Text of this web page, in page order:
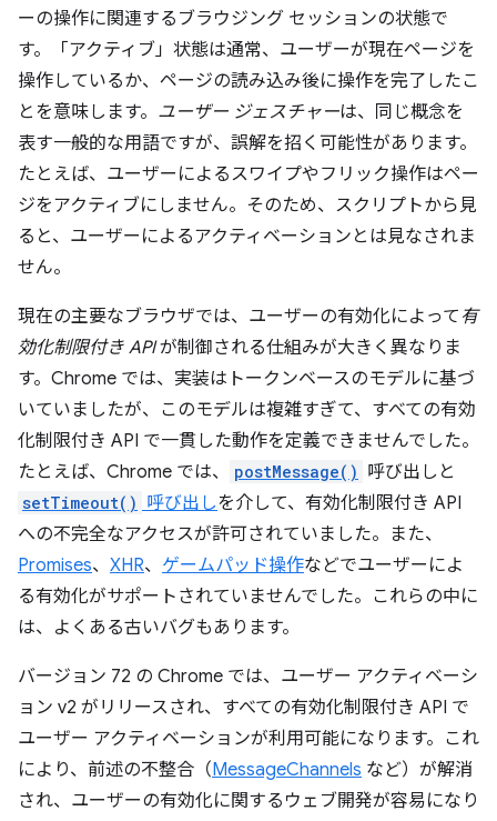
ーの操作に関連するブラウジング セッションの状態で
す。「アクティブ」状態は通常、ユーザーが現在ページを
操作しているか、ページの読み込み後に操作を完了したこ
とを意味します。 ユーザー ジェスチャーは、同じ概念を
表す一般的な用語ですが、誤解を招く可能性があります。
たとえば、ユーザーによるスワイプやフリック操作はペー
ジをアクティブにしません。そのため、スクリプトから見
ると、ユーザーによるアクティベーションとは見なされま
せん。
現在の主要なブラウザでは、ユーザーの有効化によって 有
効化制限付き APIが制御される仕組みが大きく異なりま
す。Chrome では、実装はトークンベースのモデルに基づ
いていましたが、このモデルは複雑すぎて、すべての有効
化制限付き API で一貫した動作を定義できませんでした。
たとえば、Chrome では、
postMessage() 呼び出しと
setTimeout() 呼び出しを介して、有効化制限付き API
への不完全なアクセスが許可されていました。また、
Promises、 XHR、 ゲームパッド操作などでユーザーによ
る有効化がサポートされていませんでした。これらの中に
は、よくある古いバグもあります。
バージョン 72 の Chrome では、ユーザー アクティベーシ
ョン v2 がリリースされ、すべての有効化制限付き API で
ユーザー アクティベーションが利用可能になります。これ
により、前述の不整合（MessageChannels など）が解消
され、ユーザーの有効化に関するウェブ開発が容易になり